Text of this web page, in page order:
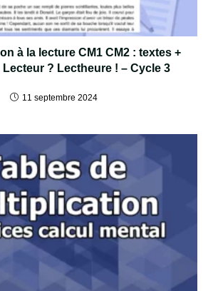
à la lecture CM1 CM2 : textes +
? Lectheure ! – Cycle 3
11 septembre 2024